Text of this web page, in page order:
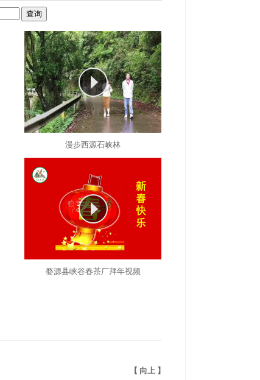
漫步西源石峡林
婺源县峡谷春茶厂拜年视频
【 向上 】